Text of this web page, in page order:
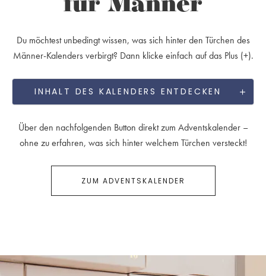
für Männer
Du möchtest unbedingt wissen, was sich hinter den Türchen des
Männer-Kalenders verbirgt? Dann klicke einfach auf das Plus (+).
INHALT DES KALENDERS ENTDECKEN
Über den nachfolgenden Button direkt zum Adventskalender –
ohne zu erfahren, was sich hinter welchem Türchen versteckt!
ZUM ADVENTSKALENDER